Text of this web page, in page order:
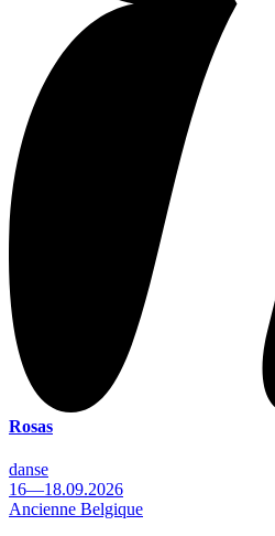
Rosas
danse
16—18.09.2026
Ancienne Belgique